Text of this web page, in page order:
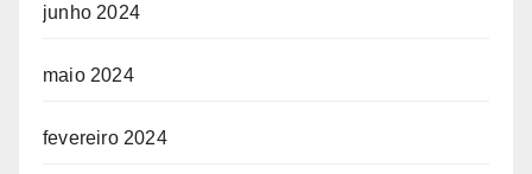
junho 2024
maio 2024
fevereiro 2024